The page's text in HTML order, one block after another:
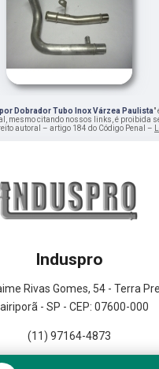
Dobrador Tubo Inox Várzea Paulista"
mesmo citando nossos links, é proibida
autoral – artigo 184 do Código Penal –
Induspro
Rivas Gomes, 54 - Terra
- SP - CEP: 07600-000
(11) 97164-4873